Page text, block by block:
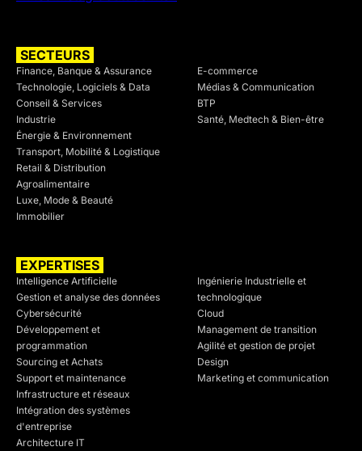
SECTEURS
Finance, Banque & Assurance
Technologie, Logiciels & Data
Conseil & Services
Industrie
Énergie & Environnement
Transport, Mobilité & Logistique
Retail & Distribution
Agroalimentaire
Luxe, Mode & Beauté
Immobilier
E-commerce
Médias & Communication
BTP
Santé, Medtech & Bien-être
EXPERTISES
Intelligence Artificielle
Gestion et analyse des données
Cybersécurité
Développement et
programmation
Sourcing et Achats
Support et maintenance
Infrastructure et réseaux
Intégration des systèmes
d'entreprise
Architecture IT
Ingénierie Industrielle et
technologique
Cloud
Management de transition
Agilité et gestion de projet
Design
Marketing et communication